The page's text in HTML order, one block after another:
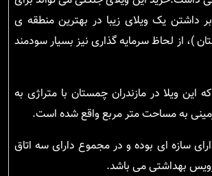
داشتن یک ویلای زیبا در بهترین منطقه ی
)، از لحاظ سرمایه گذاری نیز بسیار سودمند
ویلا در مازندران چمستان با متراژی به
زمینی به مساحت متر مربع واقع شده است.
سازه ای بوده و در مجموع دارای سه اتاق
بهداشتی می باشد.